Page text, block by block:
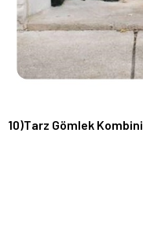
10)Tarz Gömlek Kombini